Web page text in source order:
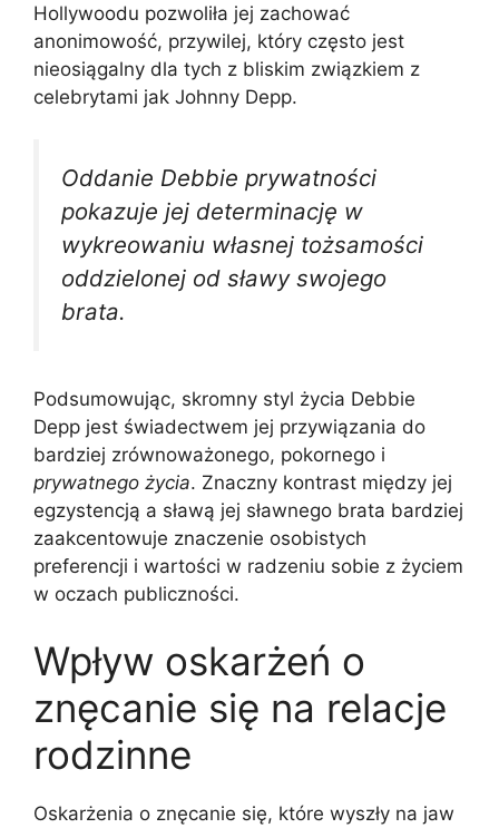
Hollywoodu pozwoliła jej zachować
anonimowość, przywilej, który często jest
nieosiągalny dla tych z bliskim związkiem z
celebrytami jak Johnny Depp.
Oddanie Debbie prywatności
pokazuje jej determinację w
wykreowaniu własnej tożsamości
oddzielonej od sławy swojego
brata.
Podsumowując, skromny styl życia Debbie
Depp jest świadectwem jej przywiązania do
bardziej zrównoważonego, pokornego i
prywatnego życia. Znaczny kontrast między jej
egzystencją a sławą jej sławnego brata bardziej
zaakcentowuje znaczenie osobistych
preferencji i wartości w radzeniu sobie z życiem
w oczach publiczności.
Wpływ oskarżeń o
znęcanie się na relacje
rodzinne
Oskarżenia o znęcanie się, które wyszły na jaw